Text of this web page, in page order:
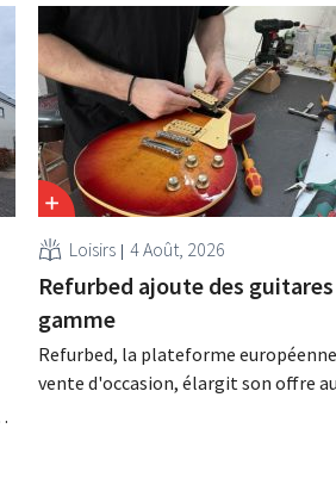
Loisirs 4 Août, 2026
Refurbed ajoute des guitares
gamme
Refurbed, la plateforme
vente d'occasion, élargit son offre